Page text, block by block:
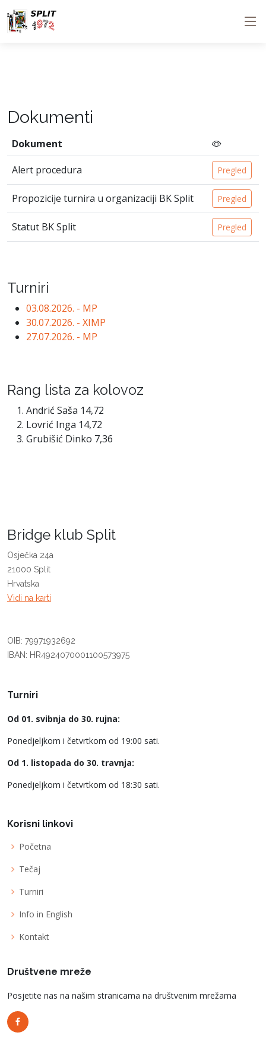
Dokumenti
Dokument
Alert procedura
Pregled
Propozicije turnira u organizaciji BK Split Pregled
Statut BK Split Pregled
Turniri
03.08.2026. - MP
30.07.2026. - XIMP
27.07.2026. - MP
Rang lista za kolovoz
Andrić Saša 14,72
Lovrić Inga 14,72
Grubišić Dinko 7,36
Bridge klub Split
Osječka 24a
21000 Split
Hrvatska
Vidi na karti
OIB: 79971932692
IBAN: HR4924070001100573975
Turniri
Od 01. svibnja do 30. rujna:
Ponedjeljkom i četvrtkom od 19:00 sati.
Od 1. listopada do 30. travnja:
Ponedjeljkom i četvrtkom od 18:30 sati.
Korisni linkovi
Početna
Tečaj
Turniri
Info in English
Kontakt
Društvene mreže
Posjetite nas na našim stranicama na društvenim mrežama